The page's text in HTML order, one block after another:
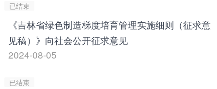
已结束
《吉林省绿色制造梯度培育管理实施细则（征求意
见稿）》向社会公开征求意见
2024-08-05
已结束